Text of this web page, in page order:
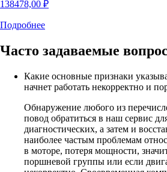
138478,00 ₽
Подробнее
Часто задаваемые
Какие основные признаки
начнет работать некорректно и
Обнаружение любого из
повод обратиться в наш сервис
диагностических, а затем и
наиболее частым проблемам
в моторе, потеря мощности,
поршневой группы или если